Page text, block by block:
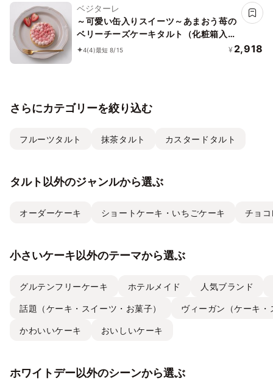
ベジターレ
～可愛い缶入りスイーツ～あまおう苺の
ベリーチーズケーキタルト（化粧箱入
り）
4(4)最短 8/15 ¥ 2,918
さらにカテゴリーを絞り込む
フルーツタルト 抹茶タルト カスタードタルト
タルト以外のジャンルから選ぶ
オーダーケーキ ショートケーキ・いちごケーキ チョ
小さいケーキ以外のテーマから選ぶ
グルテンフリーケーキ ホテルメイド 人気ブランド
話題（ケーキ・スイーツ・お菓子） ヴィーガン（ケーキ
かわいいケーキ おいしいケーキ
ホワイトデー以外のシーンから選ぶ